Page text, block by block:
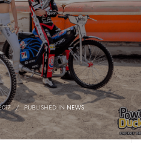
/ PUBLISHED INNEWS